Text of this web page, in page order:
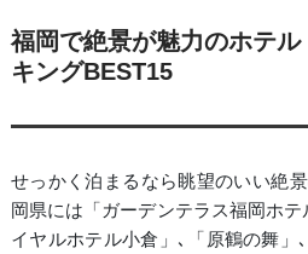
福岡で絶景が魅力のホテ
キングBEST15
せっかく泊まるなら眺望のいい絶
岡県には「ガーデンテラス福岡ホ
イヤルホテル小倉」､「原鶴の舞」